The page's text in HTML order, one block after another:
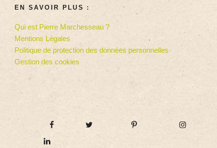
EN SAVOIR PLUS :
Qui est Pierre Marchesseau ?
Mentions Légales
Politique de protection des données personnelles
Gestion des cookies